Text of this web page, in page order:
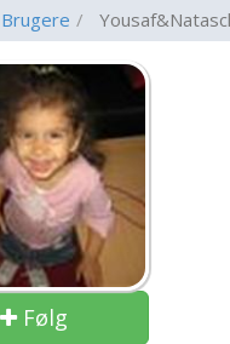
Brugere
Følg